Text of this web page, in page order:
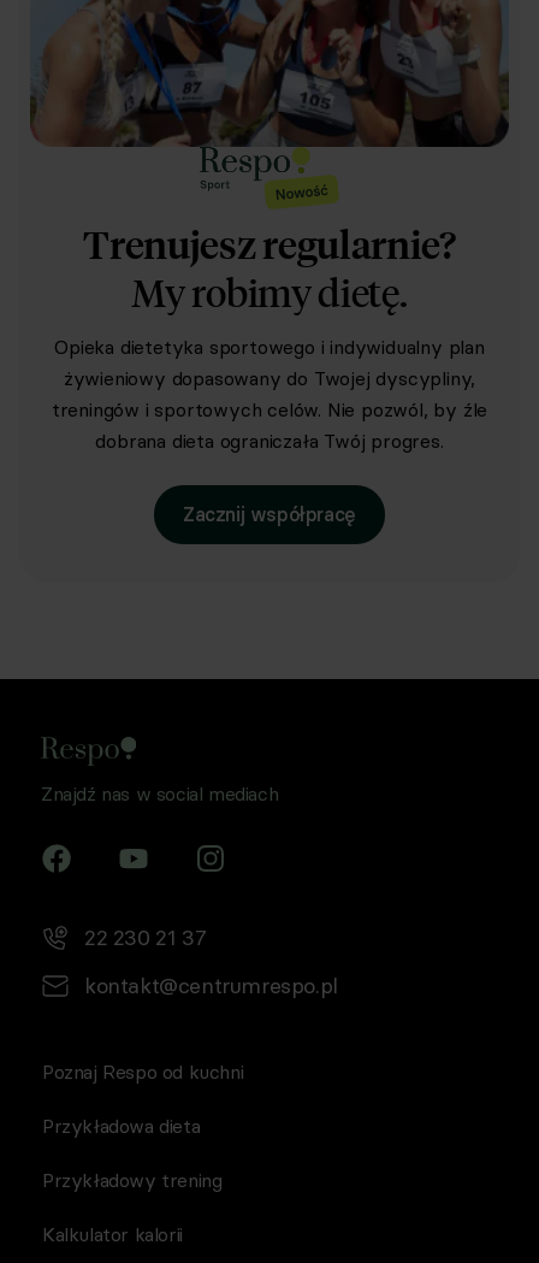
Trenujesz regularnie?
My robimy dietę.
Opieka dietetyka sportowego i indywidualny plan
żywieniowy dopasowany do Twojej dyscypliny,
treningów i sportowych celów. Nie pozwól, by źle
dobrana dieta ograniczała Twój progres.
Zacznij współpracę
Znajdź nas w social mediach
22 230 21 37
kontakt@centrumrespo.pl
Poznaj Respo od kuchni
Przykładowa dieta
Przykładowy trening
Kalkulator kalorii